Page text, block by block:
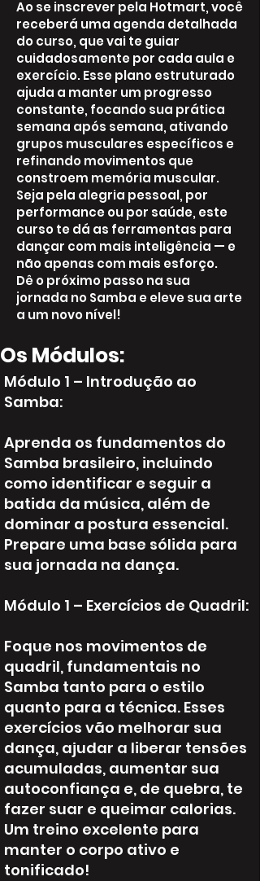
Ao se inscrever pela Hotmart, você
receberá uma agenda detalhada
do curso, que vai te guiar
cuidadosamente por cada aula e
exercício. Esse plano estruturado
ajuda a manter um progresso
constante, focando sua prática
semana após semana, ativando
grupos musculares específicos e
refinando movimentos que
constroem memória muscular.
Seja pela alegria pessoal, por
performance ou por saúde, este
curso te dá as ferramentas para
dançar com mais inteligência — e
não apenas com mais esforço.
Dê o próximo passo na sua
jornada no Samba e eleve sua arte
a um novo nível!
Os Módulos:
Módulo 1 – Introdução ao
Samba:
Aprenda os fundamentos do
Samba brasileiro, incluindo
como identificar e seguir a
batida da música, além de
dominar a postura essencial.
Prepare uma base sólida para
sua jornada na dança.
Módulo 1 – Exercícios de Quadril:
Foque nos movimentos de
quadril, fundamentais no
Samba tanto para o estilo
quanto para a técnica. Esses
exercícios vão melhorar sua
dança, ajudar a liberar tensões
acumuladas, aumentar sua
autoconfiança e, de quebra, te
fazer suar e queimar calorias.
Um treino excelente para
manter o corpo ativo e
tonificado!